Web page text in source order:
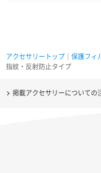
アクセサリートップ 保護フィ
指紋・反射防止タイプ
掲載アクセサリーについての